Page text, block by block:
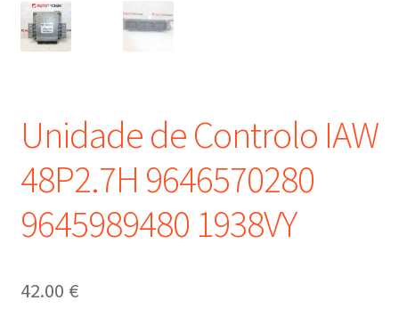
Transporte
Unidade de Controlo IAW
48P2.7H 9646570280
9645989480 1938VY
42.00 €